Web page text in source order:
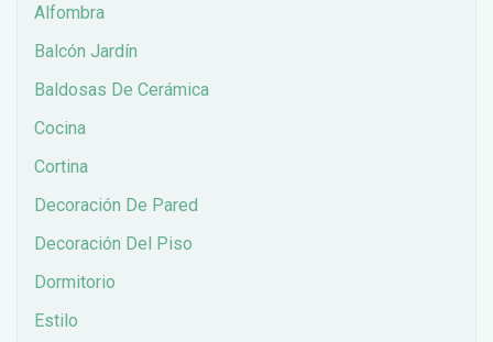
Alfombra
Balcón Jardín
Baldosas De Cerámica
Cocina
Cortina
Decoración De Pared
Decoración Del Piso
Dormitorio
Estilo